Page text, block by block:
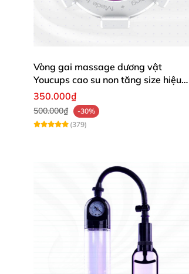
Vòng gai massage dương vật
Youcups cao su non tăng size hiệu
quả chính hãng
350.000₫
500.000₫
-30%
(379)